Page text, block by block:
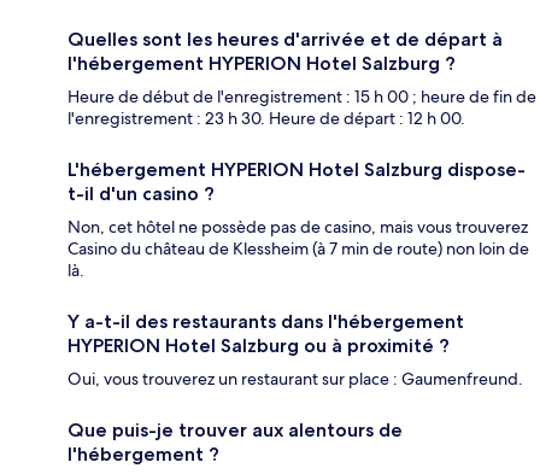
Quelles sont les heures d'arrivée et de départ à
l'hébergement HYPERION Hotel Salzburg ?
Heure de début de l'enregistrement : 15 h 00 ; heure de fin de
l'enregistrement : 23 h 30. Heure de départ : 12 h 00.
L'hébergement HYPERION Hotel Salzburg dispose-
t-il d'un casino ?
Non, cet hôtel ne possède pas de casino, mais vous trouverez
Casino du château de Klessheim (à 7 min de route) non loin de
là.
Y a-t-il des restaurants dans l'hébergement
HYPERION Hotel Salzburg ou à proximité ?
Oui, vous trouverez un restaurant sur place : Gaumenfreund.
Que puis-je trouver aux alentours de
l'hébergement ?